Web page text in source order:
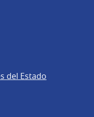
del Estado